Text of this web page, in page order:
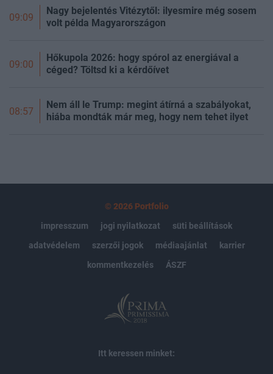
09:09
Nagy bejelentés Vitézytől: ilyesmire még sosem
volt példa Magyarországon
09:00
Hőkupola 2026: hogy spórol az energiával a
céged? Töltsd ki a kérdőívet
08:57
Nem áll le Trump: megint átírná a szabályokat,
hiába mondták már meg, hogy nem tehet ilyet
© 2026 Portfolio
impresszum
jogi nyilatkozat
süti beállítások
adatvédelem
szerzői jogok médiaajánlat
karrier
kommentkezelés
ÁSZF
Itt keressen minket: